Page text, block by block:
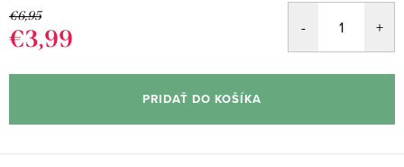
€6,95
€3,99
cena:
PRIDAŤ DO KOŠÍKA